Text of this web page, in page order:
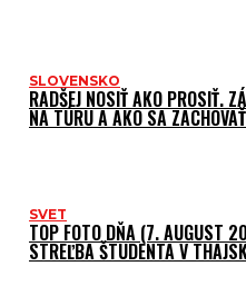
SLOVENSKO
RADŠEJ NOSIŤ AKO PROSIŤ.
NA TÚRU A AKO SA
SVET
TOP FOTO DŇA (7. AUGUST
STREĽBA ŠTUDENTA V